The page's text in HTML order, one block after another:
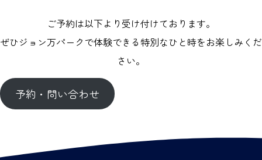
ご予約は以下より受け付けております。
ぜひジョン万パークで体験できる特別なひと時をお楽しみくだ
さい。
予約・問い合わせ